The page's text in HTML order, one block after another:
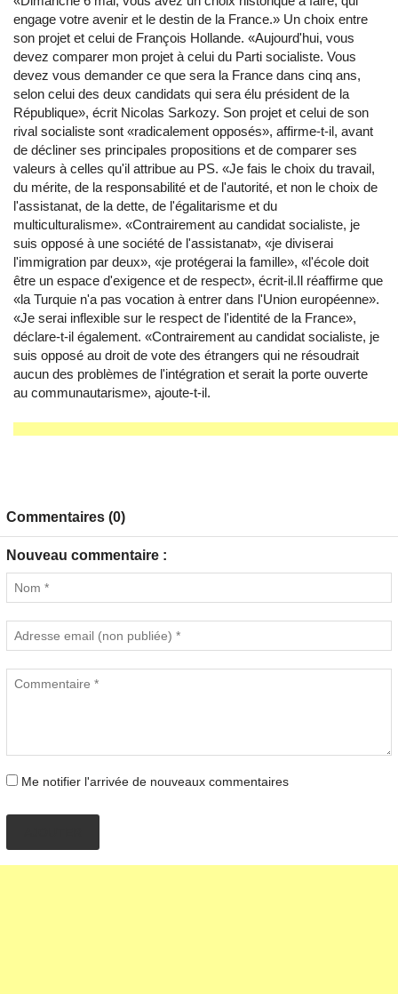
engage votre avenir et le destin de la France.» Un choix entre
son projet et celui de François Hollande. «Aujourd'hui, vous
devez comparer mon projet à celui du Parti socialiste. Vous
devez vous demander ce que sera la France dans cinq ans,
selon celui des deux candidats qui sera élu président de la
République», écrit Nicolas Sarkozy. Son projet et celui de son
rival socialiste sont «radicalement opposés», affirme-t-il, avant
de décliner ses principales propositions et de comparer ses
valeurs à celles qu'il attribue au PS. «Je fais le choix du travail,
du mérite, de la responsabilité et de l'autorité, et non le choix de
l'assistanat, de la dette, de l'égalitarisme et du
multiculturalisme». «Contrairement au candidat socialiste, je
suis opposé à une société de l'assistanat», «je diviserai
l'immigration par deux», «je protégerai la famille», «l'école doit
être un espace d'exigence et de respect», écrit-il.Il réaffirme que
«la Turquie n'a pas vocation à entrer dans l'Union européenne».
«Je serai inflexible sur le respect de l'identité de la France»,
déclare-t-il également. «Contrairement au candidat socialiste, je
suis opposé au droit de vote des étrangers qui ne résoudrait
aucun des problèmes de l'intégration et serait la porte ouverte
au communautarisme», ajoute-t-il.
Commentaires (0)
Nouveau commentaire :
Me notifier l'arrivée de nouveaux commentaires